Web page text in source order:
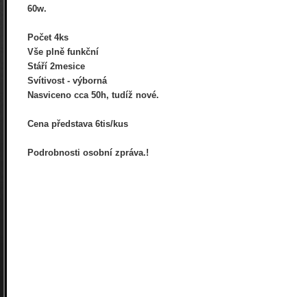
60w.
Počet 4ks
Vše plně funkční
Stáří 2mesice
Svítivost - výborná
Nasviceno cca 50h, tudíž nové.
Cena představa 6tis/kus
Podrobnosti osobní zpráva.!